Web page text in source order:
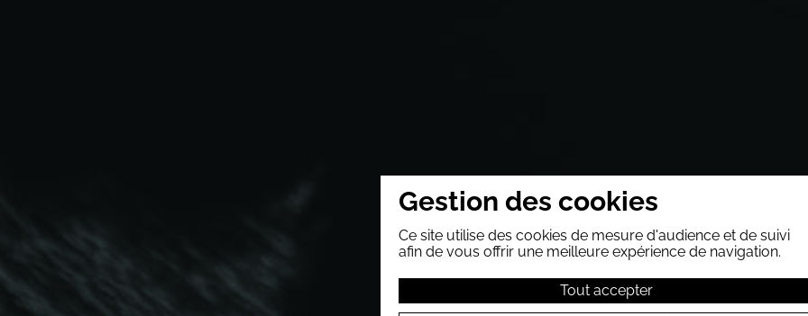
Gestion des cookies
Ce site utilise des cookies de mesure d'audience et de suivi
afin de vous offrir une meilleure expérience de navigation.
Tout accepter